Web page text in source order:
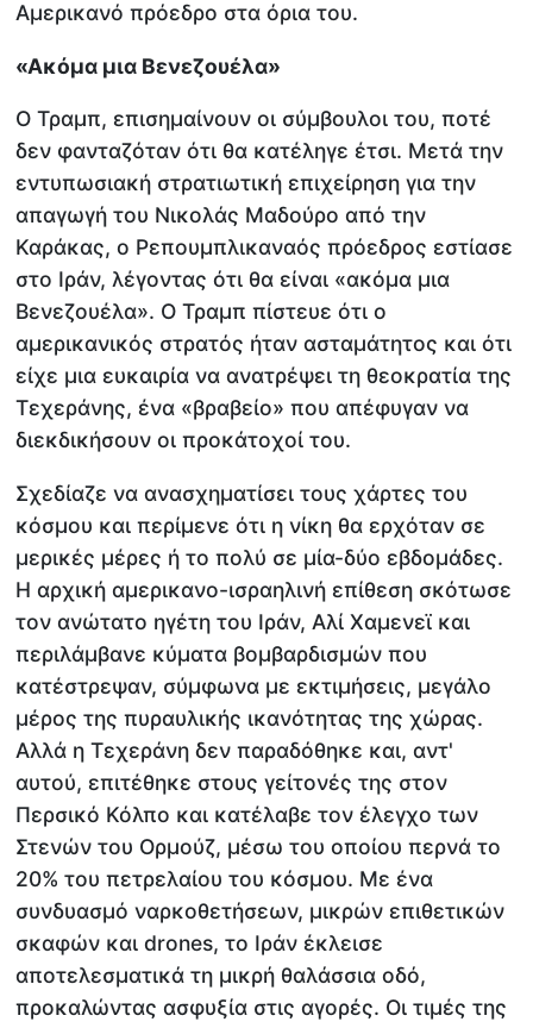
Αμερικανό πρόεδρο στα όρια του.
«Ακόμα μια Βενεζουέλα»
Ο Τραμπ, επισημαίνουν οι σύμβουλοι του, ποτέ
δεν φανταζόταν ότι θα κατέληγε έτσι. Μετά την
εντυπωσιακή στρατιωτική επιχείρηση για την
απαγωγή του Νικολάς Μαδούρο από την
Καράκας, ο Ρεπουμπλικαναός πρόεδρος εστίασε
στο Ιράν, λέγοντας ότι θα είναι «ακόμα μια
Βενεζουέλα». Ο Τραμπ πίστευε ότι ο
αμερικανικός στρατός ήταν ασταμάτητος και ότι
είχε μια ευκαιρία να ανατρέψει τη θεοκρατία της
Τεχεράνης, ένα «βραβείο» που απέφυγαν να
διεκδικήσουν οι προκάτοχοί του.
Σχεδίαζε να ανασχηματίσει τους χάρτες του
κόσμου και περίμενε ότι η νίκη θα ερχόταν σε
μερικές μέρες ή το πολύ σε μία-δύο εβδομάδες.
Η αρχική αμερικανο-ισραηλινή επίθεση σκότωσε
τον ανώτατο ηγέτη του Ιράν, Αλί Χαμενεϊ και
περιλάμβανε κύματα βομβαρδισμών που
κατέστρεψαν, σύμφωνα με εκτιμήσεις, μεγάλο
μέρος της πυραυλικής ικανότητας της χώρας.
Αλλά η Τεχεράνη δεν παραδόθηκε και, αντ'
αυτού, επιτέθηκε στους γείτονές της στον
Περσικό Κόλπο και κατέλαβε τον έλεγχο των
Στενών του Ορμούζ, μέσω του οποίου περνά το
20% του πετρελαίου του κόσμου. Με ένα
συνδυασμό ναρκοθετήσεων, μικρών επιθετικών
σκαφών και drones, το Ιράν έκλεισε
αποτελεσματικά τη μικρή θαλάσσια οδό,
προκαλώντας ασφυξία στις αγορές. Οι τιμές της